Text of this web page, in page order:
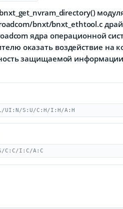
bnxt/bnxt_ethtool.c
ядра операционной
оказать воздействие на
защищаемой
UI:N/S:U/C:H/I:H/A:H
C:C/I:C/A:C